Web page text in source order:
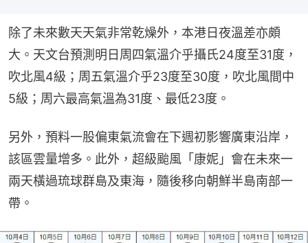
除了未來數天天氣非常乾燥外，本港日夜溫差亦頗
大。天文台預測明日周四氣溫介乎攝氏24度至31度，
吹北風4級；周五氣溫介乎23度至30度，吹北風間中
5級；周六最高氣溫為31度、最低23度。
另外，預料一股偏東氣流會在下週初影響廣東沿岸，
該區雲量增多。此外，超級颱風「康妮」會在未來一
兩天橫過琉球群島及東海，隨後移向朝鮮半島南部一
帶。